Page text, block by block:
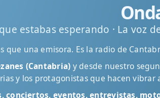
estabas esperando · La
que una emisora. Es la radio de
(Cantabria) y desde nuestro
y los protagonistas que hacen vibrar
conciertos, eventos, entrevistas,